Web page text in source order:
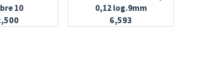
10
0,12 log.9mm
6,593